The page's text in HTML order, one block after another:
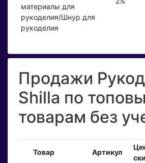
материалы для
рукоделия/Шнур для
рукоделия
Продажи
Shilla по
товарам без
Товар Артикул